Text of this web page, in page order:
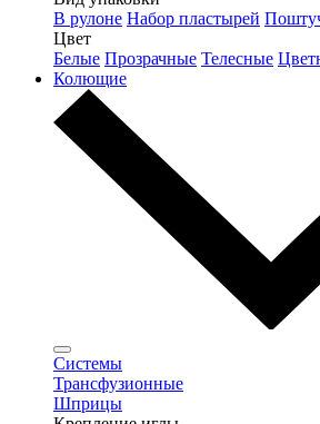
В рулоне Набор пластырей
Цвет
Белые Прозрачные Телесные
Колющие
Системы
Трансфузионные
Шприцы